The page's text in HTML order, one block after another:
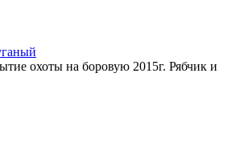
охоты на боровую 2015г. Рябчик и